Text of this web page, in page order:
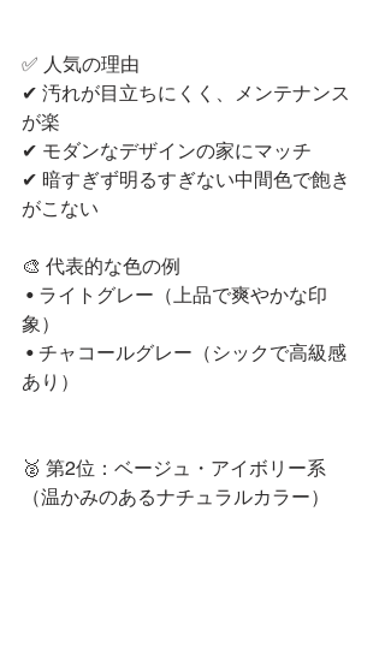
✅ 人気の理由
✔ 汚れが目立ちにくく、メンテナンス
が楽
✔ モダンなデザインの家にマッチ
✔ 暗すぎず明るすぎない中間色で飽き
がこない
🎨 代表的な色の例
• ライトグレー（上品で爽やかな印
象）
• チャコールグレー（シックで高級感
あり）
🥈 第2位：ベージュ・アイボリー系
（温かみのあるナチュラルカラー）